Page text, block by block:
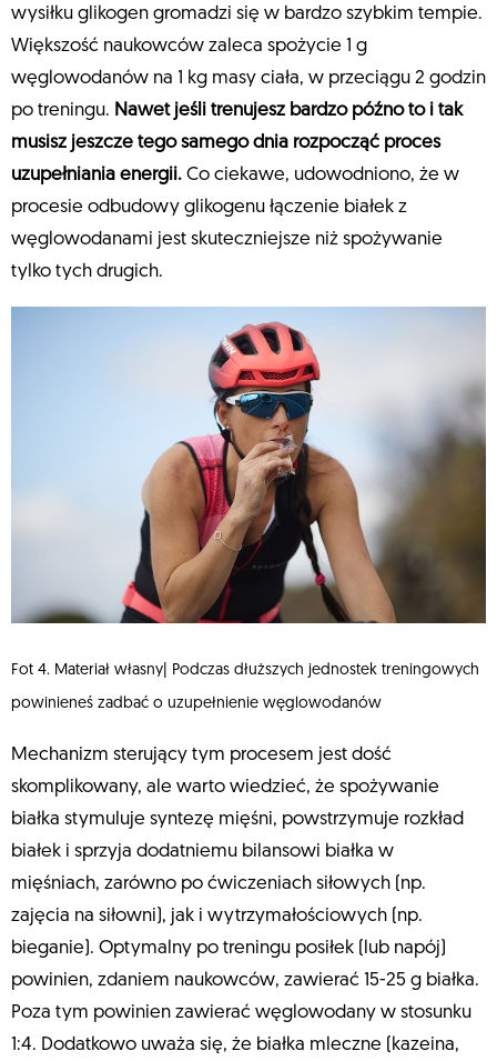
wysiłku glikogen gromadzi się w bardzo szybkim tempie.
Większość naukowców zaleca spożycie 1 g
węglowodanów na 1 kg masy ciała, w przeciągu 2 godzin
po treningu. Nawet jeśli trenujesz bardzo późno to i tak
musisz jeszcze tego samego dnia rozpocząć proces
uzupełniania energii. Co ciekawe, udowodniono, że w
procesie odbudowy glikogenu łączenie białek z
węglowodanami jest skuteczniejsze niż spożywanie
tylko tych drugich.
Fot 4. Materiał własny| Podczas dłuższych jednostek treningowych
powinieneś zadbać o uzupełnienie węglowodanów
Mechanizm sterujący tym procesem jest dość
skomplikowany, ale warto wiedzieć, że spożywanie
białka stymuluje syntezę mięśni, powstrzymuje rozkład
białek i sprzyja dodatniemu bilansowi białka w
mięśniach, zarówno po ćwiczeniach siłowych (np.
zajęcia na siłowni), jak i wytrzymałościowych (np.
bieganie). Optymalny po treningu posiłek (lub napój)
powinien, zdaniem naukowców, zawierać 15-25 g białka.
Poza tym powinien zawierać węglowodany w stosunku
1:4. Dodatkowo uważa się, że białka mleczne (kazeina,